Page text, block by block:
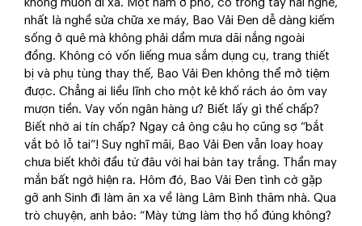
không muốn đi xa. Một năm ở phố, có trong tay hai nghề,
nhất là nghề sửa chữa xe máy, Bao Vải Đen dễ dàng kiếm
sống ở quê mà không phải dầm mưa dãi nắng ngoài
đồng. Không có vốn liếng mua sắm dụng cụ, trang thiết
bị và phụ tùng thay thế, Bao Vải Đen không thể mở tiệm
được. Chẳng ai liều lĩnh cho một kẻ khố rách áo ôm vay
mượn tiền. Vay vốn ngân hàng ư? Biết lấy gì thế chấp?
Biết nhờ ai tín chấp? Ngay cả ông cậu họ cũng sợ “bắt
vắt bỏ lỗ tai”! Suy nghĩ mãi, Bao Vải Đen vẫn loay hoay
chưa biết khởi đầu từ đâu với hai bàn tay trắng. Thần may
mắn bất ngờ hiện ra. Hôm đó, Bao Vải Đen tình cờ gặp
gỡ anh Sinh đi làm ăn xa về làng Lâm Bình thăm nhà. Qua
trò chuyện, anh bảo: “Mày từng làm thợ hồ đúng không?